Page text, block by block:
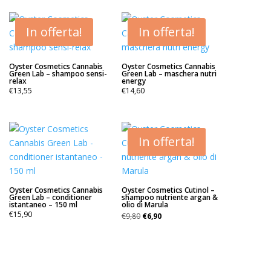
In offerta!
Oyster Cosmetics Cannabis
Green Lab – shampoo sensi-
relax
€13,55
In offerta!
Oyster Cosmetics Cannabis
Green Lab – maschera nutri
energy
€14,60
Oyster Cosmetics Cannabis
Green Lab – conditioner
istantaneo – 150 ml
€15,90
In offerta!
Oyster Cosmetics Cutinol –
shampoo nutriente argan &
olio di Marula
€9,80 Il
€6,90Il